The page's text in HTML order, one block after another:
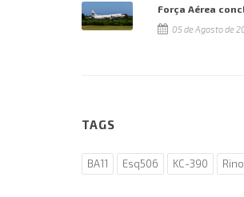
Força Aérea
05 de Agosto de
TAGS
BA11 Esq506 KC-390